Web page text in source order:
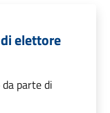
elettore
parte di